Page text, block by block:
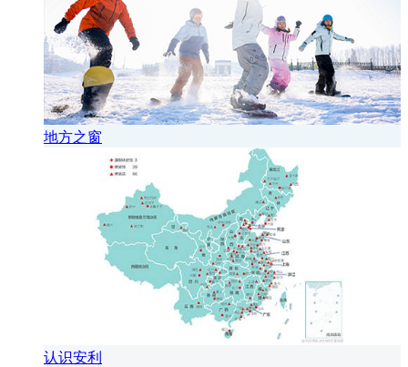
地方之窗
认识安利